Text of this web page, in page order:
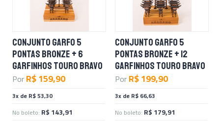
CONJUNTO GARFO 5
PONTAS BRONZE + 6
GARFINHOS TOURO BRAVO
Por R$ 159,90
3x de R$ 53,30
No boleto: R$ 143,91
CONJUNTO GARFO 5
PONTAS BRONZE + 12
GARFINHOS TOURO BRAVO
Por R$ 199,90
3x de R$ 66,63
No boleto: R$ 179,91